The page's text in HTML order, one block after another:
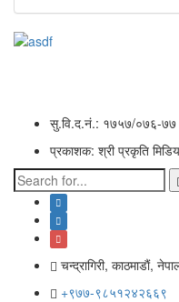
सु.वि.द.नं.: १७५७/०७६-
प्रकाशक: श्री प्रकृति
चन्द्रागिरी, काठमाडाैं,
+९७७-९८५१२४२६६९